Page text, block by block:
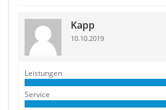
Kapp
10.10.2019
Leistungen
Service